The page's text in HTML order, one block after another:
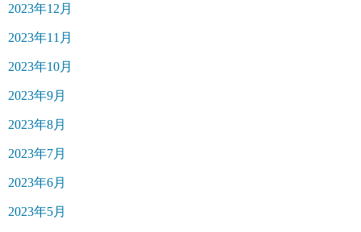
2023年12月
2023年11月
2023年10月
2023年9月
2023年8月
2023年7月
2023年6月
2023年5月